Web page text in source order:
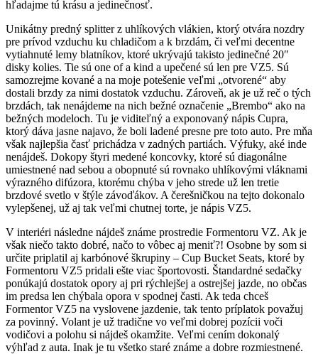
hľadajme tú krásu a jedinečnosť.
Unikátny predný splitter z uhlíkových vlákien, ktorý otvára nozdry
pre prívod vzduchu ku chladičom a k brzdám, či veľmi decentne
vytiahnuté lemy blatníkov, ktoré ukrývajú takisto jedinečné 20″
disky kolies. Tie sú one of a kind a upečené sú len pre VZ5. Sú
samozrejme kované a na moje potešenie veľmi „otvorené“ aby
dostali brzdy za nimi dostatok vzduchu. Zároveň, ak je už reč o tých
brzdách, tak nenájdeme na nich bežné označenie „Brembo“ ako na
bežných modeloch. Tu je viditeľný a exponovaný nápis Cupra,
ktorý dáva jasne najavo, že boli ladené presne pre toto auto. Pre mňa
však najlepšia časť prichádza v zadných partiách. Výfuky, aké inde
nenájdeš. Dokopy štyri medené koncovky, ktoré sú diagonálne
umiestnené nad sebou a obopnuté sú rovnako uhlíkovými vláknami
výrazného difúzora, ktorému chýba v jeho strede už len tretie
brzdové svetlo v štýle závoďákov. A čerešničkou na tejto dokonalo
vylepšenej, už aj tak veľmi chutnej torte, je nápis VZ5.
V interiéri následne nájdeš známe prostredie Formentoru VZ. Ak je
však niečo takto dobré, načo to vôbec aj meniť?! Osobne by som si
určite priplatil aj karbónové škrupiny – Cup Bucket Seats, ktoré by
Formentoru VZ5 pridali ešte viac športovosti. Štandardné sedačky
ponúkajú dostatok opory aj pri rýchlejšej a ostrejšej jazde, no občas
im predsa len chýbala opora v spodnej časti. Ak teda chceš
Formentor VZ5 na vyslovene jazdenie, tak tento príplatok považuj
za povinný. Volant je už tradične vo veľmi dobrej pozícii voči
vodičovi a polohu si nájdeš okamžite. Veľmi cením dokonalý
výhľad z auta. Inak je tu všetko staré známe a dobre rozmiestnené.